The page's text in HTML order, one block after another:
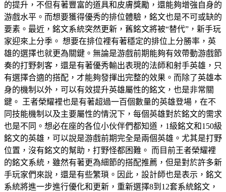
的提升，不但有著豐富的道具和皮膚獎勵，還能夠增強自身的
游戲水平。而想要獲得優秀的排位體驗，銘文也是不可或缺的
要素。最近，銘文系統突然更新，舊銘文將被“替代”，新手玩
家迎來上分季。 想要在排位裡有著穩定的排位上分勝率，英
雄的選擇也就更為關鍵。無論是游戲前期能夠有效帶動游戲節
奏的打野刺客，還是有著優秀輸出表現的法師和射手英雄，只
有選擇合適的搭配，才能夠發揮出完整的效果。而除了英雄本
身的機制以外，可以有效提升英雄屬性的銘文，也是非常關
鍵。 王者榮耀裡也是有著超過一百個數量的英雄登場，在不
同技能機制以及主要屬性的情況下，每個英雄對於銘文的需求
也是不同。想必在座的各位小伙伴們都知道，1級銘文和150級
銘文的英雄，可以說是游戲前期完全是兩個英雄。尤其是打野
位置，沒有銘文的幫助，打野怪都困難。 而目前王者榮耀裡
的銘文系統，雖然有著更為細節的搭配推薦，但是對於許多新
手玩家們來說，還是有些繁瑣。因此，設計師也是表示，銘文
系統將進一步進行優化和更新，重新選擇8到12套系統銘文，